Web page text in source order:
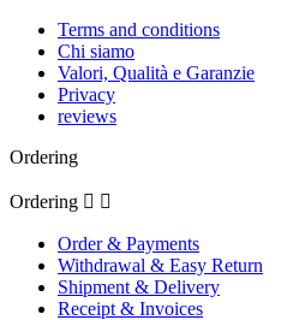
Terms and conditions
Chi siamo
Valori, Qualità e Garanzie
Privacy
reviews
Ordering
Ordering  
Order & Payments
Withdrawal & Easy Return
Shipment & Delivery
Receipt & Invoices